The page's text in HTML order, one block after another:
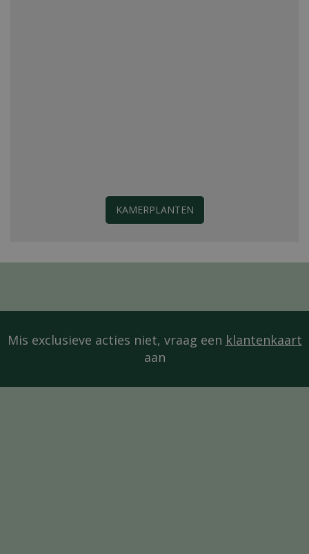
KAMERPLANTEN
Mis exclusieve acties niet, vraag een klantenkaart
aan